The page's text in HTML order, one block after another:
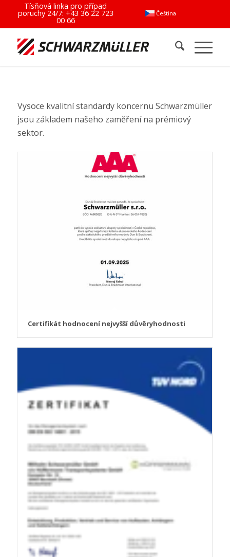
Čeština
Tísňová linka pro případ
poruchy 24/7: +43 36 22 723
00 66
Vysoce kvalitní standardy koncernu Schwarzmüller
jsou základem našeho zaměření na prémiový
sektor.
Certifikát hodnocení nejvyšší důvěryhodnosti